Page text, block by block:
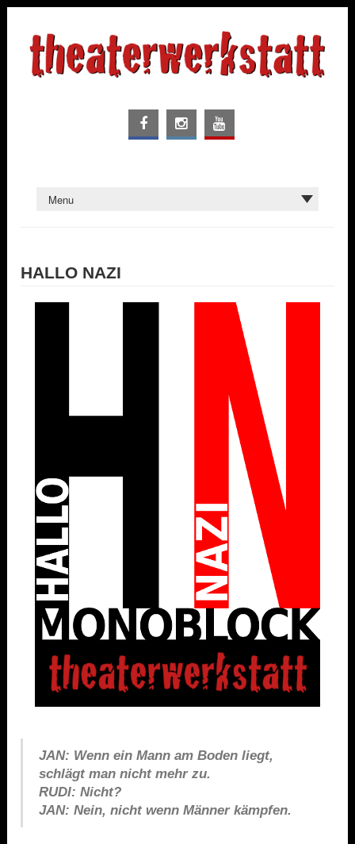
HALLO NAZI
JAN: Wenn ein Mann am Boden liegt,
schlägt man nicht mehr zu.
RUDI: Nicht?
JAN: Nein, nicht wenn Männer kämpfen.